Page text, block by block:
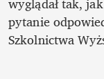
pytanie
Szkolnictwa